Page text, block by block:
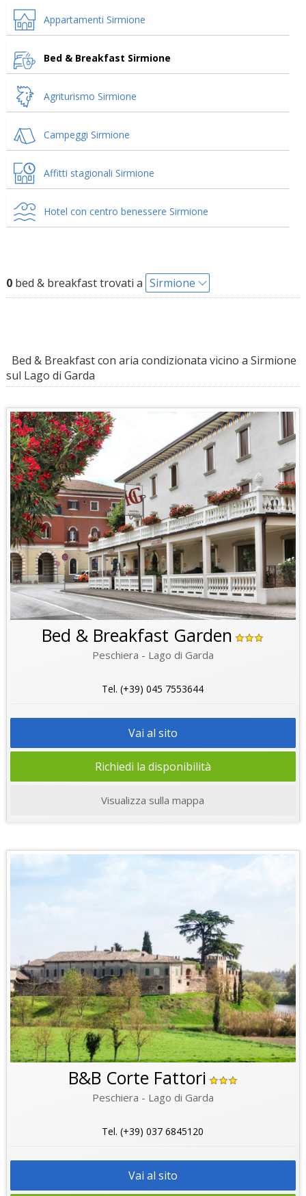
Appartamenti Sirmione
Bed & Breakfast Sirmione
Agriturismo Sirmione
Campeggi Sirmione
Affitti stagionali Sirmione
Hotel con centro benessere Sirmione
0bed & breakfast trovati a Sirmione
Bed & Breakfast con aria condizionata vicino a Sirmione
sul Lago di Garda
Bed & Breakfast Garden
Peschiera - Lago di Garda
Tel. (+39) 045 7553644
Vai al sito
Richiedi la disponibilità
Visualizza sulla mappa
B&B Corte Fattori
Peschiera - Lago di Garda
Tel. (+39) 037 6845120
Vai al sito